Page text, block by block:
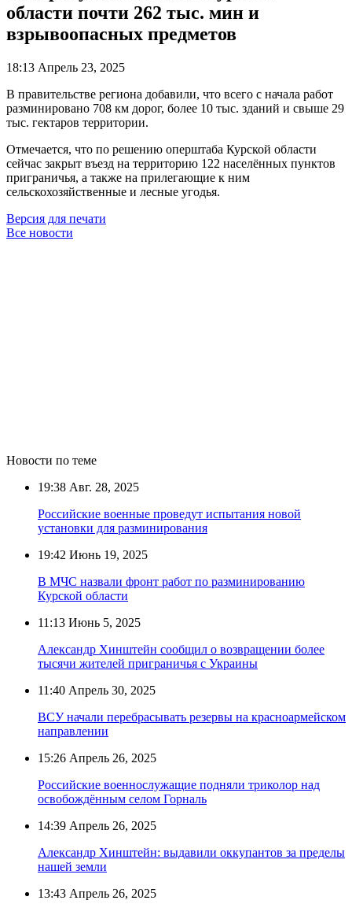
области почти 262 тыс. мин и
взрывоопасных предметов
18:13 Апрель 23, 2025
В правительстве региона добавили, что всего с начала работ
разминировано 708 км дорог, более 10 тыс. зданий и свыше 29
тыс. гектаров территории.
Отмечается, что по решению оперштаба Курской области
сейчас закрыт въезд на территорию 122 населённых пунктов
приграничья, а также на прилегающие к ним
сельскохозяйственные и лесные угодья.
Версия для печати
Все новости
Новости по теме
19:38 Авг. 28, 2025
Российские военные проведут испытания новой
установки для разминирования
19:42 Июнь 19, 2025
В МЧС назвали фронт работ по разминированию
Курской области
11:13 Июнь 5, 2025
Александр Хинштейн сообщил о возвращении более
тысячи жителей приграничья с Украины
11:40 Апрель 30, 2025
ВСУ начали перебрасывать резервы на красноармейском
направлении
15:26 Апрель 26, 2025
Российские военнослужащие подняли триколор над
освобождённым селом Горналь
14:39 Апрель 26, 2025
Александр Хинштейн: выдавили оккупантов за пределы
нашей земли
13:43 Апрель 26, 2025